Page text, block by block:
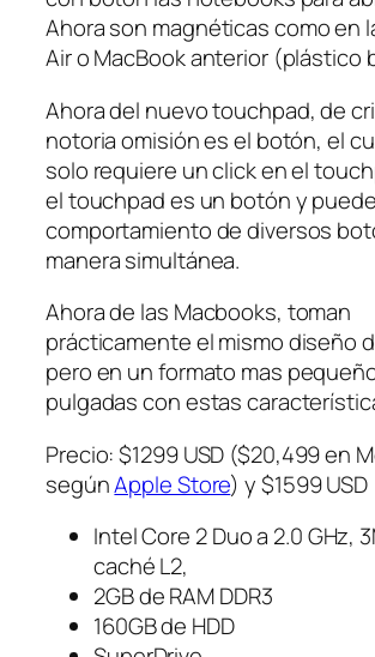
Ahora son magnéticas como en
Air o MacBook anterior (plástico
Ahora del nuevo touchpad, de
notoria omisión es el botón, el
solo requiere un click en el
el touchpad es un botón y
comportamiento de diversos
manera simultánea.
Ahora de las Macbooks, toman
prácticamente el mismo diseño
pero en un formato mas
pulgadas con estas
Precio: $1299 USD ($20,499 en
segúnApple Store) y $1599 USD
Intel Core 2 Duo a 2.0 GHz,
caché L2,
2GB de RAM DDR3
160GB de HDD